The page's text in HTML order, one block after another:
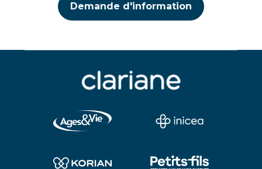
Demande d'information